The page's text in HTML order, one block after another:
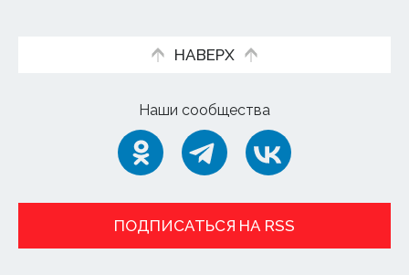
НАВЕРХ
Наши сообщества
ПОДПИСАТЬСЯ НА RSS